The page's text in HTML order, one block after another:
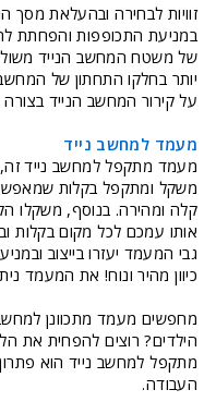
זוויות לבחירה ובהעלאת מסך
במניעת התכופפות והפחתת
של משטח המחשב הנייד
יותר בחלקו התחתון של
על קירור המחשב הנייד בצורה
מעמד למחשב נייד
משקל ומתקפל בקלות
קלה ומהירה. בנוסף,
אותו עמכם לכל מקום בקלות
גבי המעמד יעזרו בייצוב
כיוון מהיר ונוח! את המעמד ניתן להציב ב-6
מחפשים מעמד מתכוונן
הילדים? רוצים להפחית את
מתקפל למחשב נייד הוא
העבודה.